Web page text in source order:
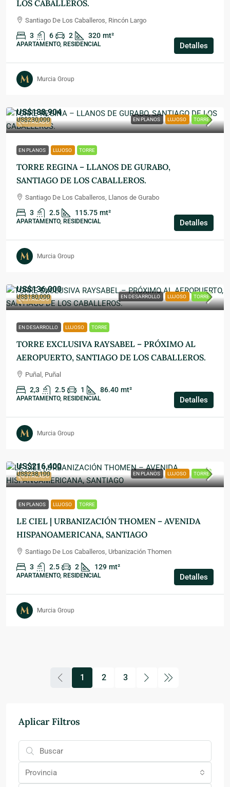
LOS CABALLEROS.
Santiago De Los Caballeros, Rincón Largo
3 6 2 320 mt²
APARTAMENTO, RESIDENCIAL Detalles
Murcia Group
DESTACADO EN PLANOS LUJOSO TORRE
US$188,904
US$230,000
EN PLANOS LUJOSO TORRE
TORRE REGINA – LLANOS DE GURABO,
SANTIAGO DE LOS CABALLEROS.
Santiago De Los Caballeros, Llanos de Gurabo
3 2.5 115.75 mt²
APARTAMENTO, RESIDENCIAL Detalles
Murcia Group
DESTACADO EN DESARROLLO LUJOSO TORRE
US$136,000
US$180,000
EN DESARROLLO LUJOSO TORRE
TORRE EXCLUSIVA RAYSABEL – PRÓXIMO AL
AEROPUERTO, SANTIAGO DE LOS CABALLEROS.
Puñal, Puñal
2,3 2.5 1 86.40 mt²
APARTAMENTO, RESIDENCIAL Detalles
Murcia Group
DESTACADO EN PLANOS LUJOSO TORRE
US$216,400
US$238,100
EN PLANOS LUJOSO TORRE
LE CIEL | URBANIZACIÓN THOMEN – AVENIDA
HISPANOAMERICANA, SANTIAGO
Santiago De Los Caballeros, Urbanización Thomen
3 2.5 2 129 mt²
APARTAMENTO, RESIDENCIAL Detalles
Murcia Group
1 2 3
Aplicar Filtros
Provincia